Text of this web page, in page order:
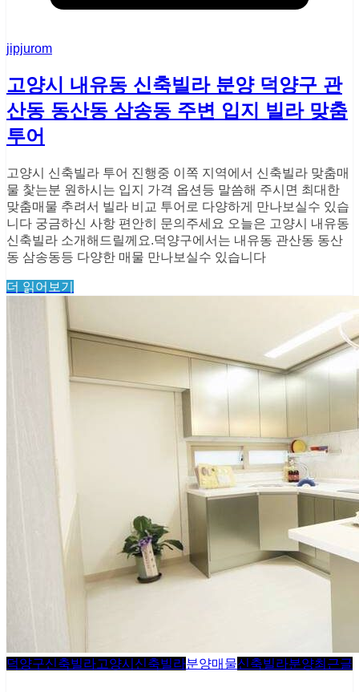
jipjurom
고양시 내유동 신축빌라 분양 덕양구 관
산동 동산동 삼송동 주변 입지 빌라 맞춤
투어
고양시 신축빌라 투어 진행중 이쪽 지역에서 신축빌라 맞춤매
물 찿는분 원하시는 입지 가격 옵션등 말씀해 주시면 최대한
맞춤매물 추려서 빌라 비교 투어로 다양하게 만나보실수 있습
니다 궁금하신 사항 편안히 문의주세요 ​오늘은 고양시 내유동
신축빌라 소개해드릴께요.덕양구에서는 내유동 관산동 동산
동 삼송동등 다양한 매물 만나보실수 있습니다
더 읽어보기
덕양구신축빌라고양시신축빌라분양매물신축빌라분양최근글